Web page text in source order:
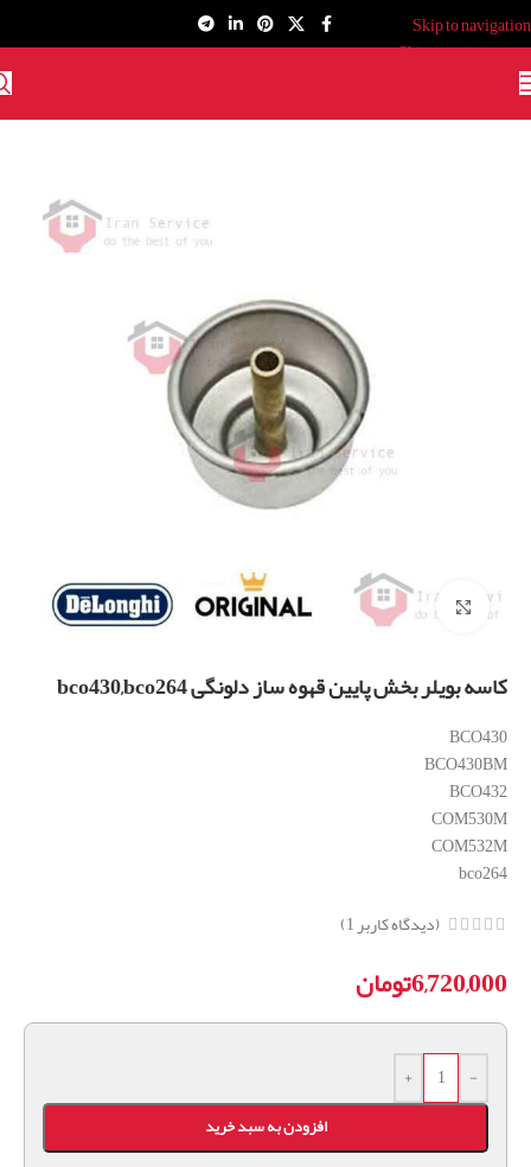
Skip to navigation
Skip to main content
برای بزرگنمایی کلیک کنید
کاسه بویلر بخش پایین قهوه ساز دلونگی bco430,bco264
BCO430
BCO430BM
BCO432
COM530M
COM532M
bco264
(دیدگاه کاربر1
)
6,720,000تومان
-
+
افزودن به سبد خرید